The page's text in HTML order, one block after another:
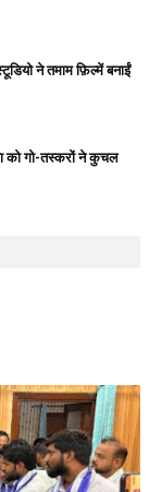
ने तमाम फ़िल्में बनाईं
को गो-तस्करों ने कुचल